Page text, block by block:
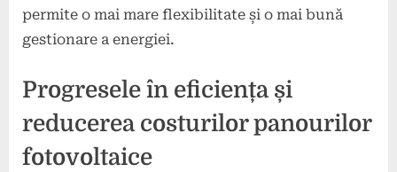
permite o mai mare flexibilitate și o mai bună
gestionare a energiei.
Progresele în eficiența și
reducerea costurilor panourilor
fotovoltaice